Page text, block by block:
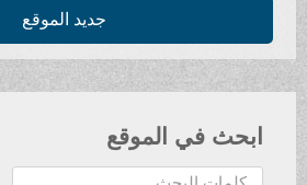
جديد الموقع
ابحث في الموقع